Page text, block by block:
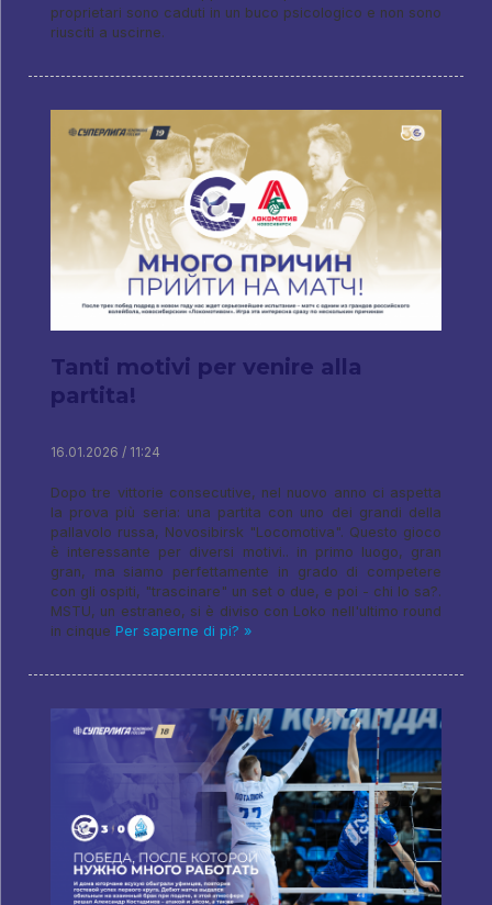
proprietari sono caduti in un buco psicologico e non sono
riusciti a uscirne.
Tanti motivi per venire alla
partita!
16.01.2026 / 11:24
Dopo tre vittorie consecutive, nel nuovo anno ci aspetta
la prova più seria: una partita con uno dei grandi della
pallavolo russa, Novosibirsk "Locomotiva". Questo gioco
è interessante per diversi motivi.. in primo luogo, gran
gran, ma siamo perfettamente in grado di competere
con gli ospiti, "trascinare" un set o due, e poi - chi lo sa?.
MSTU, un estraneo, si è diviso con Loko nell'ultimo round
in cinque Per saperne di pi? »